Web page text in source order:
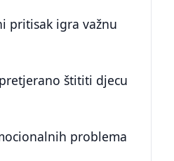
pritisak igra važnu
štititi djecu
problema